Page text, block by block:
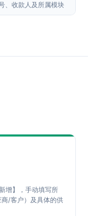
、收款人及所属模块
增】，手动填写所
/客户）及具体的供